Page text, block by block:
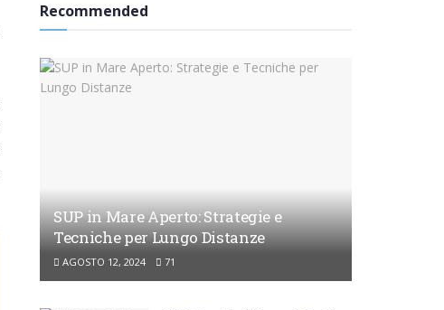
Recommended
SUP in Mare Aperto: Strategie e
Tecniche per Lungo Distanze
AGOSTO 12, 2024 71